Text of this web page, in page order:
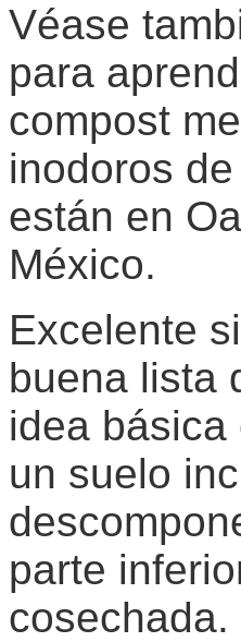
Véase
para
compost
inodoros
están en
México.
Excelente
buena lista
idea
un suelo
parte
cosechada.